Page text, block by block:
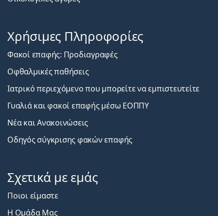
Χρήσιμες Πληροφορίες
Φακοί επαφής: Προδιαγραφές
Οφθαλμικές παθήσεις
Ιατρικό περιεχόμενο που μπορείτε να εμπιστευτείτε
Γυαλιά και φακοί επαφής μέσω ΕΟΠΠΥ
Νέα και Ανακοινώσεις
Οδηγός σύγκρισης φακών επαφής
Σχετικά με εμάς
Ποιοι είμαστε
Η Ομάδα Μας